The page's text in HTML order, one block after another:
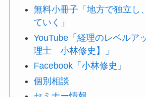
無料小冊子「地方で独立し
ていく」
YouTube「経理のレベルア
理士 小林修史】」
Facebook「小林修史」
個別相談